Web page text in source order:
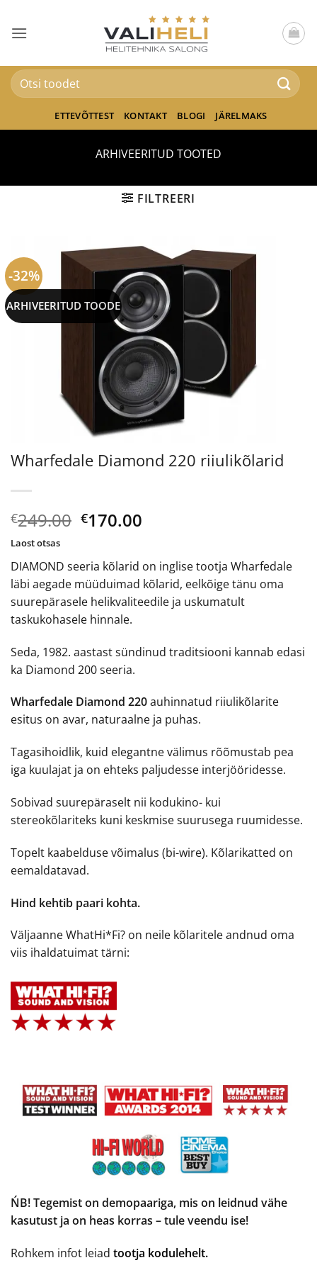
content
Otsi:
ETTEVÕTTEST KONTAKT BLOGI JÄRELMAKS
ARHIVEERITUD TOOTED
FILTREERI
-32%
ARHIVEERITUD TOODE
Wharfedale Diamond 220 riiulikõlarid
€249.00 Algne
€249.00.
€170.00
€170.00.
DIAMOND seeria kõlarid on inglise tootja Wharfedale
läbi aegade müüduimad kõlarid, eelkõige tänu oma
suurepärasele helikvaliteedile ja uskumatult
taskukohasele hinnale.
Seda, 1982. aastast sündinud traditsiooni kannab edasi
ka Diamond 200 seeria.
Wharfedale Diamond 220auhinnatud riiulikõlarite
esitus on avar, naturaalne ja puhas.
Tagasihoidlik, kuid elegantne välimus rõõmustab pea
iga kuulajat ja on ehteks paljudesse interjööridesse.
Sobivad suurepäraselt nii kodukino- kui
stereokõlariteks kuni keskmise suurusega ruumidesse.
Topelt kaabelduse võimalus (bi-wire). Kõlarikatted on
eemaldatavad.
Hind kehtib paari kohta.
Väljaanne WhatHi*Fi? on neile kõlaritele andnud oma
viis ihaldatuimat tärni:
ŃB! Tegemist on demopaariga, mis on leidnud vähe
kasutust ja on heas korras – tule veendu ise!
Rohkem infot leiad tootja kodulehelt.
Laost otsas